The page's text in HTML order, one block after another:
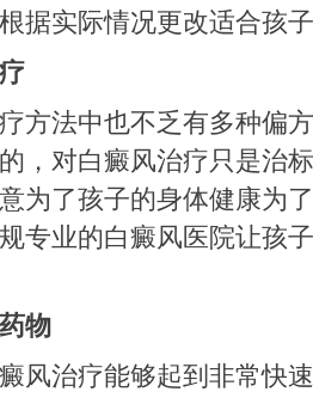
据实际情况更改适合孩
方法中也不乏有多种偏
，对白癜风治疗只是治
为了孩子的身体健康为
专业的白癜风医院让孩
物
风治疗能够起到非常快